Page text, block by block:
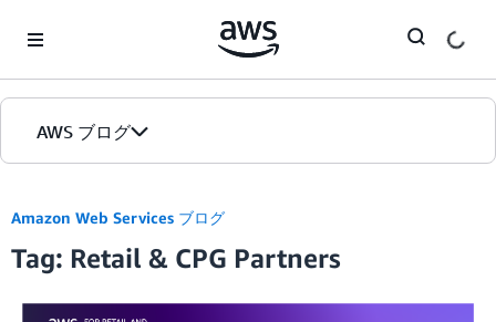
AWS ブログ
カテゴリ
エディション
Amazon Web Services ブログ
Tag: Retail & CPG Partners